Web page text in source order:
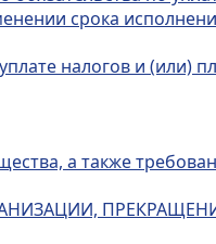
срока
налогов и (или)
а также